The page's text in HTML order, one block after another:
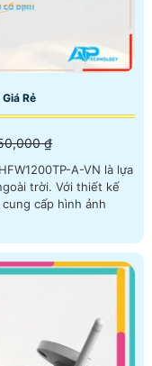
Rẻ
₫
A-VN là lựa
thiết kế
cấp hình ảnh